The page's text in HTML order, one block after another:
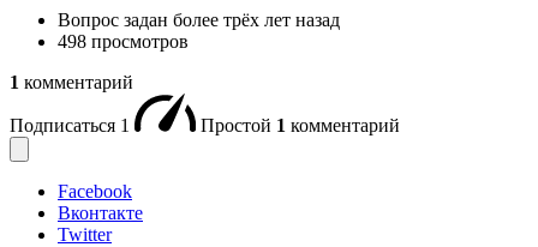
Вопрос задан более трёх лет назад
498 просмотров
1 комментарий
Подписаться 1 Простой 1 комментарий
Facebook
Вконтакте
Twitter